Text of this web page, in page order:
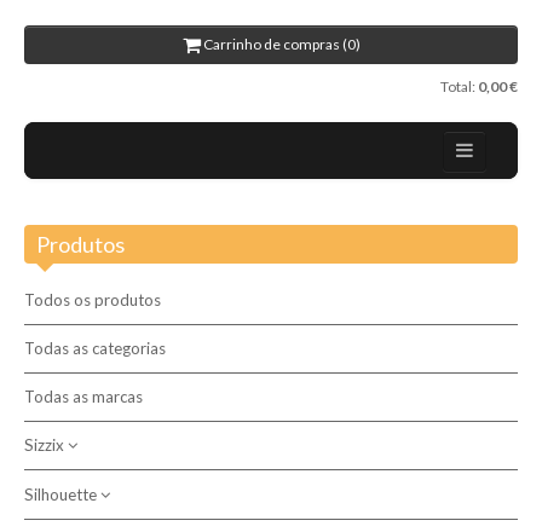
Carrinho de compras (0)
Total: 0,00 €
Sobre nós
Promoções
Novidades
Contactos
Pesquisar
Produtos
Todos os produtos
Todas as categorias
Todas as marcas
Sizzix
Máquinas de Corte
Silhouette